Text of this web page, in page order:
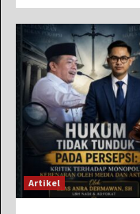
Artikel